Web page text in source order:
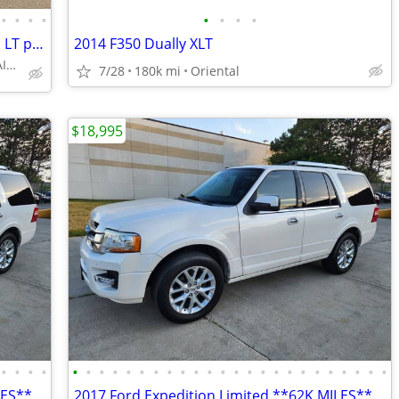
• • • •
2023 Chevy Chevrolet Silverado 2500HD LT pickup Summit White
CALL 563-562-6799 FOR AVAILABILITY
• • • •
2014 F350 Dually XLT
7/28 180k mi Oriental
• • • • • • • • • • • • • • • • • • • • • • • • • • • •
$18,995